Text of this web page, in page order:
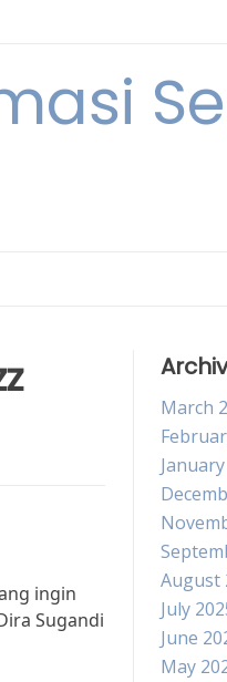
ingin
Sugandi
March
August
July
June
May